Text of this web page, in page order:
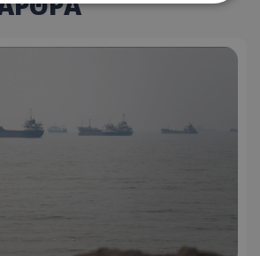
απαραίτητα cookies επιτρέπουν
του ιστότοπου, όπως τη